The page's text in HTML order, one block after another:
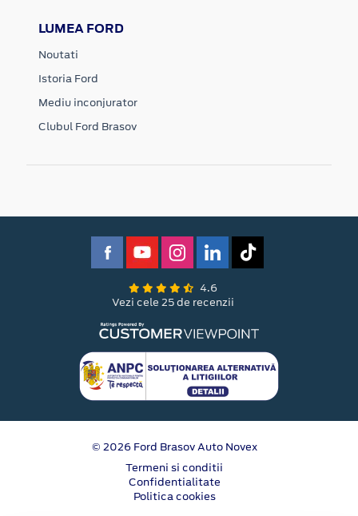
LUMEA FORD
Noutati
Istoria Ford
Mediu inconjurator
Clubul Ford Brasov
4.6
Vezi cele 25 de recenzii
© 2026 Ford Brasov Auto Novex
Termeni si conditii
Confidentialitate
Politica cookies